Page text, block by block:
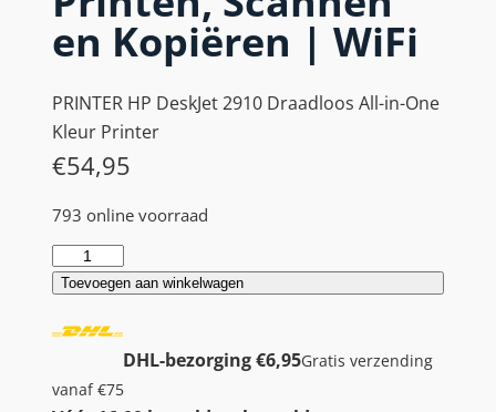
en Kopiëren | WiFi
PRINTER HP DeskJet 2910 Draadloos All-in-One
Kleur Printer
€54,95
793 online voorraad
P
e
k
Toevoegen aan winkelwagen
DHL-bezorging €6,95Gratis verzending
vanaf €75